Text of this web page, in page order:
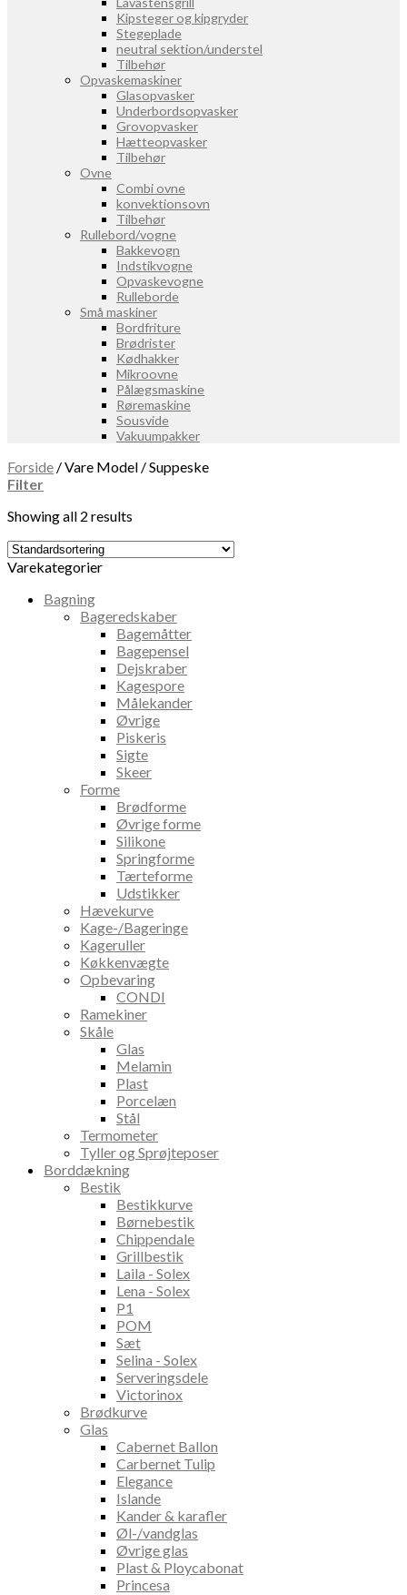
Kipsteger og kipgryder
Stegeplade
neutral sektion/understel
Tilbehør
Opvaskemaskiner
Glasopvasker
Underbordsopvasker
Grovopvasker
Hætteopvasker
Tilbehør
Ovne
Combi ovne
konvektionsovn
Tilbehør
Rullebord/vogne
Bakkevogn
Indstikvogne
Opvaskevogne
Rulleborde
Små maskiner
Bordfriture
Brødrister
Kødhakker
Mikroovne
Pålægsmaskine
Røremaskine
Sousvide
Vakuumpakker
Forside /Vare Model /Suppeske
Filter
Showing all 2 results
Varekategorier
Bagning
Bageredskaber
Bagemåtter
Bagepensel
Dejskraber
Kagespore
Målekander
Øvrige
Piskeris
Sigte
Skeer
Forme
Brødforme
Øvrige forme
Silikone
Springforme
Tærteforme
Udstikker
Hævekurve
Kage-/Bageringe
Kageruller
Køkkenvægte
Opbevaring
CONDI
Ramekiner
Skåle
Glas
Melamin
Plast
Porcelæn
Stål
Termometer
Tyller og Sprøjteposer
Borddækning
Bestik
Bestikkurve
Børnebestik
Chippendale
Grillbestik
Laila - Solex
Lena - Solex
P1
POM
Sæt
Selina - Solex
Serveringsdele
Victorinox
Brødkurve
Glas
Cabernet Ballon
Carbernet Tulip
Elegance
Islande
Kander & karafler
Øl-/vandglas
Øvrige glas
Plast & Ploycabonat
Princesa